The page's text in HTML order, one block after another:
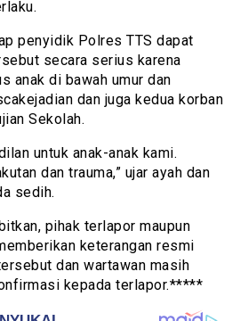
penyidik Polres TTS dapat
secara serius karena
anak di bawah umur dan
dan juga kedua korban
Sekolah.
untuk anak-anak kami.
dan trauma,” ujar ayah dan
sedih.
pihak terlapor maupun
keterangan resmi
dan wartawan masih
kepada terlapor.*****